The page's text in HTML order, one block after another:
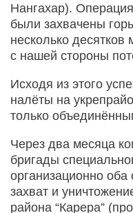
Нангахар).
были захвачены
несколько
с нашей стороны
Исходя из этого
налёты на
только
Через два месяца
бригады
организационно
захват и
района “Карера”